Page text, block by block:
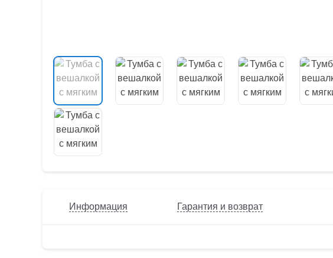
Информация Гарантия и возврат